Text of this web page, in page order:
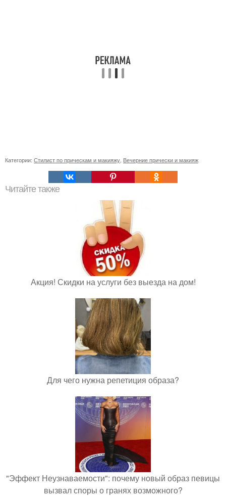
Категории: Стилист по прическам и макияжу Вечерние прически и макияж
Читайте также
Акция! Скидки на услуги без выезда на дом!
Для чего нужна репетиция образа?
"Эффект Неузнаваемости": почему новый образ певицы
вызвал споры о гранях возможного?